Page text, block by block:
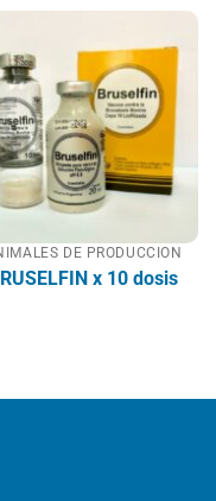
DE PRODUCCION
x 10 dosis